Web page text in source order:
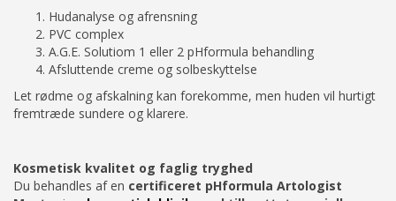
Hudanalyse og afrensning
PVC complex
A.G.E. Solutiom 1 eller 2 pHformula behandling
Afsluttende creme og solbeskyttelse
Let rødme og afskalning kan forekomme, men huden vil hurtigt
fremtræde sundere og klarere.
Kosmetisk kvalitet og faglig tryghed
Du behandles af en certificeret pHformula Artologist